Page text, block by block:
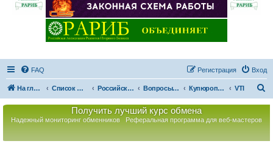
FAQ Вход
Регистрация
На главную Список форумов Российская Ассоциация Развития Игорного Бизнеса Вопросы по игорному оборудованию Купюроприемники VTI
Получить лучший курс обмена
Надежный мониторинг обменников Реферальная программа для веб-мастеров